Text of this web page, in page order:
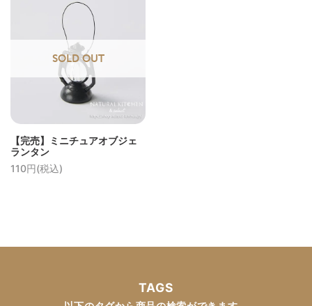
SOLD OUT
【完売】ミニチュアオブジェ
ランタン
110円(税込)
TAGS